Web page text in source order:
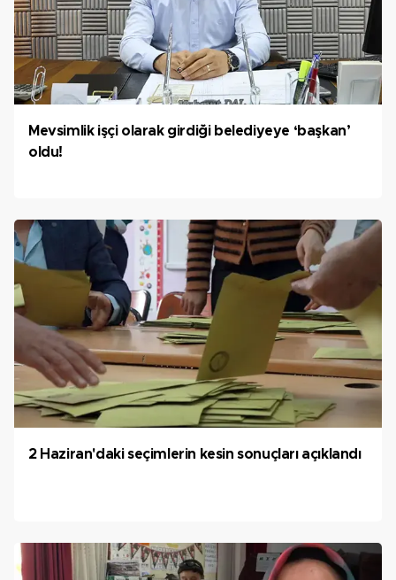
Mevsimlik işçi olarak girdiği belediyeye ‘başkan’
oldu!
2 Haziran'daki seçimlerin kesin sonuçları açıklandı